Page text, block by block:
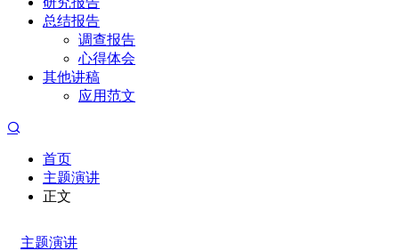
总结报告
调查报告
心得体会
其他讲稿
应用范文
首页
主题演讲
正文
主题演讲